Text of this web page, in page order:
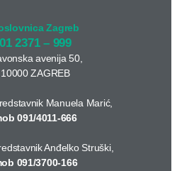
Zagreb
01 2371 – 999
avenija 50,
10000 ZAGREB
Manuela Marić,
091/4011-666
Anđelko Struški,
091/3700-166